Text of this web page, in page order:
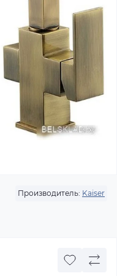
Производитель: Kaiser